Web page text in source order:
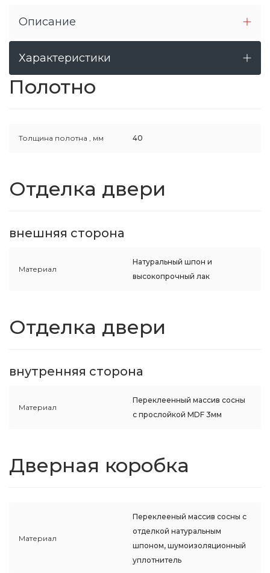
Описание
Характеристики
Полотно
Толщина полотна , мм 40
Отделка двери
внешняя сторона
Материал
Натуральный шпон и
высокопрочный лак
Отделка двери
внутренняя сторона
Материал
Переклеенный массив сосны
с прослойкой MDF 3мм
Дверная коробка
Материал
Переклееный массив сосны с
отделкой натуральным
шпоном, шумоизоляционный
уплотнитель